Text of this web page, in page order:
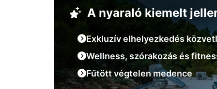
A nyaraló kiemelt
Exkluzív elhelyezkedés
Wellness, szórakozás és
Fűtött végtelen medence